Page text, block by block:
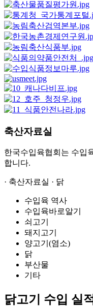
축산자료실
한국수입육협회는 수입
합니다.
· 축산자료실 · 닭
수입육 역사
수입육바로알기
쇠고기
돼지고기
양고기(염소)
닭
부산물
기타
닭고기 수입 실